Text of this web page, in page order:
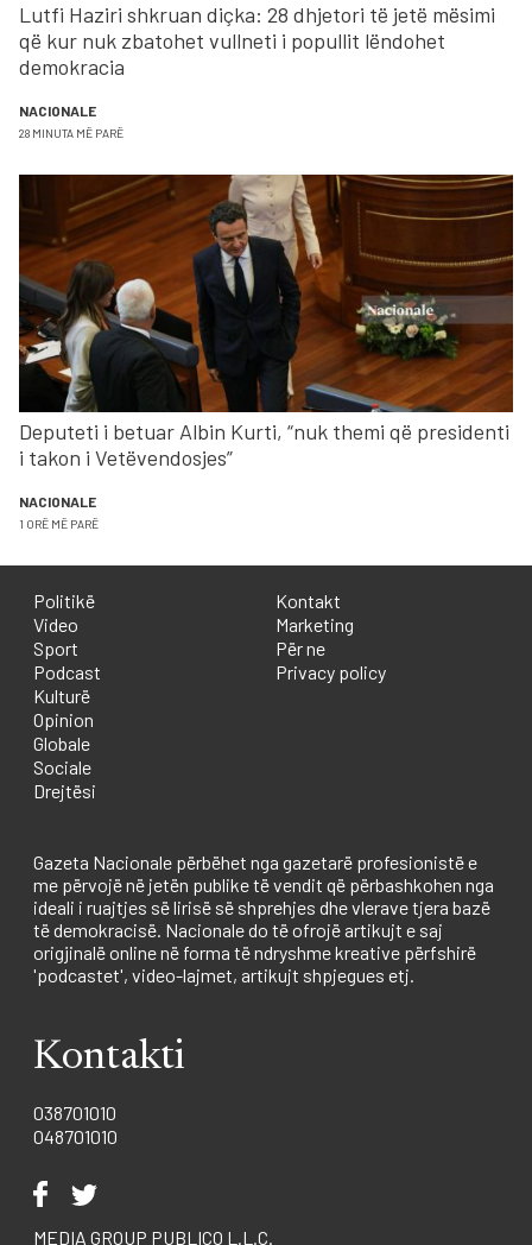
Lutfi Haziri shkruan diçka: 28 dhjetori të jetë mësimi
që kur nuk zbatohet vullneti i popullit lëndohet
demokracia
NACIONALE
28 MINUTA MË PARË
Deputeti i betuar Albin Kurti, “nuk themi që presidenti
i takon i Vetëvendosjes”
NACIONALE
1 ORË MË PARË
Politikë
Video
Sport
Podcast
Kulturë
Opinion
Globale
Sociale
Drejtësi
Kontakt
Marketing
Për ne
Privacy policy
Gazeta Nacionale përbëhet nga gazetarë profesionistë e
me përvojë në jetën publike të vendit që përbashkohen nga
ideali i ruajtjes së lirisë së shprehjes dhe vlerave tjera bazë
të demokracisë. Nacionale do të ofrojë artikujt e saj
origjinalë online në forma të ndryshme kreative përfshirë
'podcastet', video-lajmet, artikujt shpjegues etj.
Kontakti
038701010
048701010
MEDIA GROUP PUBLICO L.L.C.